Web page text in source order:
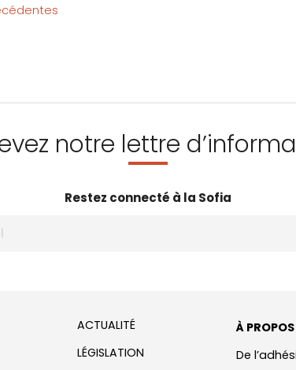
notre lettre
Restez connecté à la Sofia
ACTUALITÉ
LÉGISLATION
À PROPOS
De